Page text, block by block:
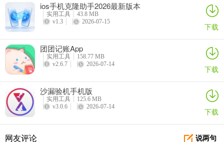
ios手机克隆助手2026最新版本
实用工具
43.8 MB
v1.3
2026-07-15 下载
团团记账App
实用工具
158.77 MB
v2.6.7
2026-07-14 下载
沙漏验机手机版
实用工具
125.6 MB
v3.0.6
2026-07-14 下载
说两句
网友评论